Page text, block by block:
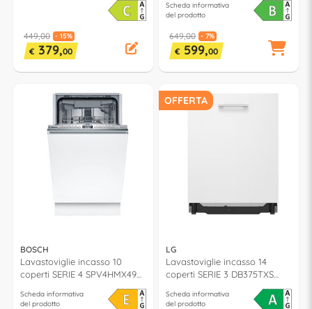
449,00 - 15%
€ 379,00
classe B (L60cm)
Scheda informativa
del prodotto
649,00 - 7%
€ 599,00
BOSCH
Lavastoviglie incasso 10
coperti SERIE 4 SPV4HMX49E
Scheda informativa
del prodotto
OFFERTA
LG
Lavastoviglie incasso 14
coperti SERIE 3 DB375TXS
QuadWash classe A (L60cm)
Scheda informativa
del prodotto